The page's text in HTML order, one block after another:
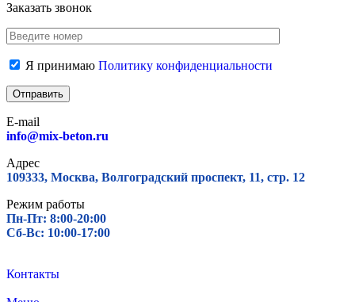
Заказать звонок
Я принимаю Политику конфиденциальности
E-mail
info@mix-beton.ru
Адрес
109333, Москва, Волгоградский проспект, 11, стр. 12
Режим работы
Пн-Пт: 8:00-20:00
Сб-Вс: 10:00-17:00
Контакты